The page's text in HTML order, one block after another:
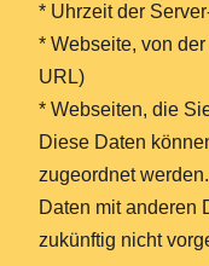
* Uhrzeit der
* Webseite, von
URL)
* Webseiten, die
Diese Daten
zugeordnet
Daten mit anderen
zukünftig nicht